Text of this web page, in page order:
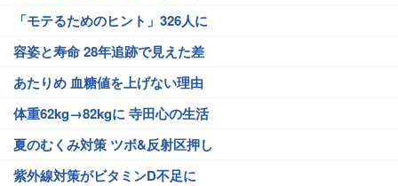
「モテるためのヒント」326人に
容姿と寿命 28年追跡で見えた差
あたりめ 血糖値を上げない理由
体重62kg→82kgに 寺田心の生活
夏のむくみ対策 ツボ&反射区押し
紫外線対策がビタミンD不足に